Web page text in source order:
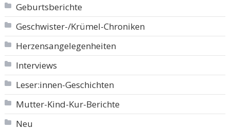
Geburtsberichte
Geschwister-/Krümel-Chroniken
Herzensangelegenheiten
Interviews
Leser:innen-Geschichten
Mutter-Kind-Kur-Berichte
Neu